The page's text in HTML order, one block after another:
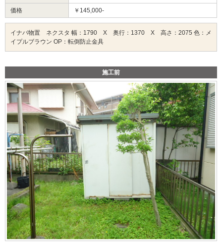
価格 ￥145,000-
イナバ物置 ネクスタ 幅：1790 X 奥行：1370 X 高さ：2075 色：メ
イプルブラウン OP：転倒防止金具
施工前